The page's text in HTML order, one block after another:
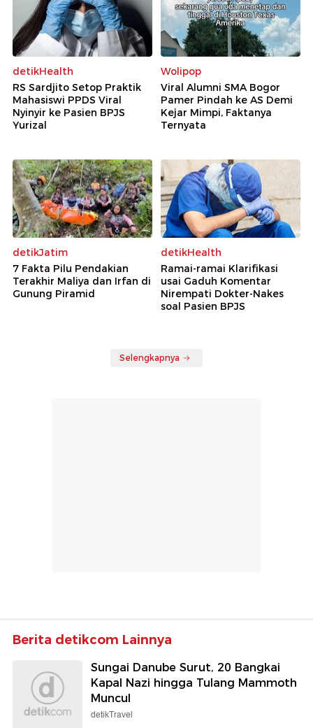
detikHealth
RS Sardjito Setop Praktik
Mahasiswi PPDS Viral
Nyinyir ke Pasien BPJS
Yurizal
Wolipop
Viral Alumni SMA Bogor
Pamer Pindah ke AS Demi
Kejar Mimpi, Faktanya
Ternyata
detikJatim
7 Fakta Pilu Pendakian
Terakhir Maliya dan Irfan di
Gunung Piramid
detikHealth
Ramai-ramai Klarifikasi
usai Gaduh Komentar
Nirempati Dokter-Nakes
soal Pasien BPJS
Selengkapnya
Berita detikcom Lainnya
Sungai Danube Surut, 20 Bangkai
Kapal Nazi hingga Tulang Mammoth
Muncul
detikTravel